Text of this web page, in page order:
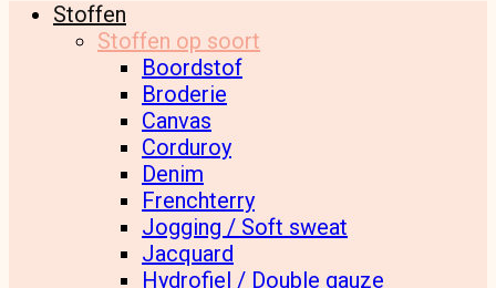
Stoffen
Stoffen op soort
Boordstof
Broderie
Canvas
Corduroy
Denim
Frenchterry
Jogging / Soft sweat
Jacquard
Hydrofiel / Double gauze